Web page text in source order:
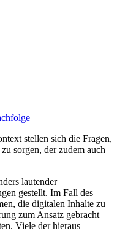
stellen sich die Fragen,
sorgen, der zudem auch
lautender
gestellt. Im Fall des
die digitalen Inhalte zu
zum Ansatz gebracht
Viele der hieraus